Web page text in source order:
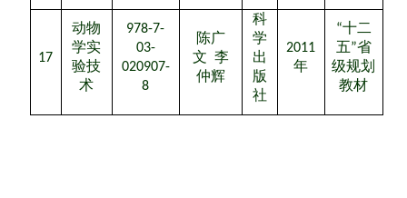
17
动物
学实
验技
术
978-7-
03-
020907-
8
陈广
文 李
仲辉
科
学
出
版
社
2011
年
“十二
五”省
级规划
教材